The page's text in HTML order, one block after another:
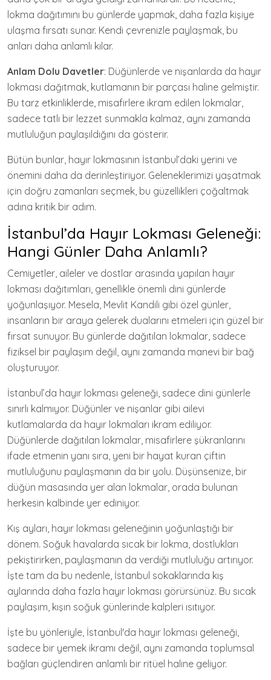
lokma dağıtımını bu günlerde yapmak, daha fazla kişiye
ulaşma fırsatı sunar. Kendi çevrenizle paylaşmak, bu
anları daha anlamlı kılar.
Anlam Dolu Davetler: Düğünlerde ve nişanlarda da hayır
lokması dağıtmak, kutlamanın bir parçası haline gelmiştir.
Bu tarz etkinliklerde, misafirlere ikram edilen lokmalar,
sadece tatlı bir lezzet sunmakla kalmaz, aynı zamanda
mutluluğun paylaşıldığını da gösterir.
Bütün bunlar, hayır lokmasının İstanbul’daki yerini ve
önemini daha da derinleştiriyor. Geleneklerimizi yaşatmak
için doğru zamanları seçmek, bu güzellikleri çoğaltmak
adına kritik bir adım.
İstanbul’da Hayır Lokması Geleneği:
Hangi Günler Daha Anlamlı?
Cemiyetler, aileler ve dostlar arasında yapılan hayır
lokması dağıtımları, genellikle önemli dini günlerde
yoğunlaşıyor. Mesela, Mevlit Kandili gibi özel günler,
insanların bir araya gelerek dualarını etmeleri için güzel bir
fırsat sunuyor. Bu günlerde dağıtılan lokmalar, sadece
fiziksel bir paylaşım değil, aynı zamanda manevi bir bağ
oluşturuyor.
İstanbul’da hayır lokması geleneği, sadece dini günlerle
sınırlı kalmıyor. Düğünler ve nişanlar gibi ailevi
kutlamalarda da hayır lokmaları ikram ediliyor.
Düğünlerde dağıtılan lokmalar, misafirlere şükranlarını
ifade etmenin yanı sıra, yeni bir hayat kuran çiftin
mutluluğunu paylaşmanın da bir yolu. Düşünsenize, bir
düğün masasında yer alan lokmalar, orada bulunan
herkesin kalbinde yer ediniyor.
Kış ayları, hayır lokması geleneğinin yoğunlaştığı bir
dönem. Soğuk havalarda sıcak bir lokma, dostlukları
pekiştirirken, paylaşmanın da verdiği mutluluğu artırıyor.
İşte tam da bu nedenle, İstanbul sokaklarında kış
aylarında daha fazla hayır lokması görürsünüz. Bu sıcak
paylaşım, kışın soğuk günlerinde kalpleri ısıtıyor.
İşte bu yönleriyle, İstanbul'da hayır lokması geleneği,
sadece bir yemek ikramı değil, aynı zamanda toplumsal
bağları güçlendiren anlamlı bir ritüel haline geliyor.